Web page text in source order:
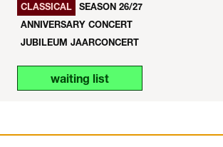
CLASSICAL
SEASON 26/27
ANNIVERSARY CONCERT
JUBILEUM JAARCONCERT
waiting list